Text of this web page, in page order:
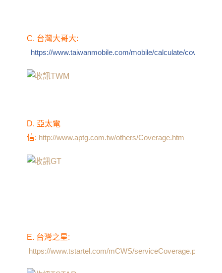
C. 台灣大哥大:
https://www.taiwanmobile.com/mobile/calculate/
D. 亞太電
信: http://www.aptg.com.tw/others/Coverage.htm
E. 台灣之星:
https://www.tstartel.com/mCWS/serviceCoverage.php